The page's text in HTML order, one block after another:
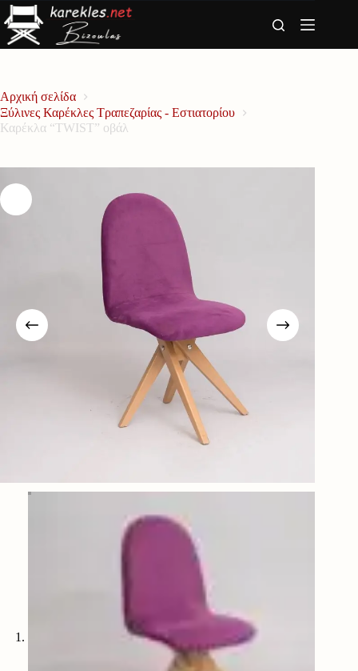
Μετάβαση
στο
περιεχόμενο
Αρχική σελίδα
Ξύλινες Καρέκλες Τραπεζαρίας - Εστιατορίου
Καρέκλα “TWIST” οβάλ